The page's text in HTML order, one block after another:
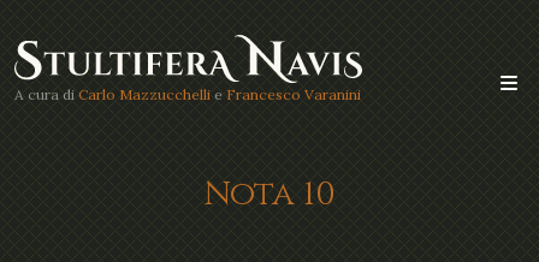
A cura di Carlo Mazzucchelli e Francesco Varanini
Nota 10